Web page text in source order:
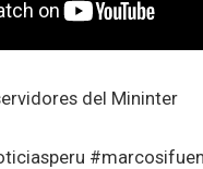
del Mininter